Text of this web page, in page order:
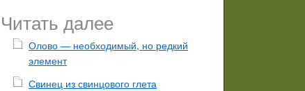
Читать далее
Олово — необходимый, но редкий
элемент
Свинец из свинцового глета